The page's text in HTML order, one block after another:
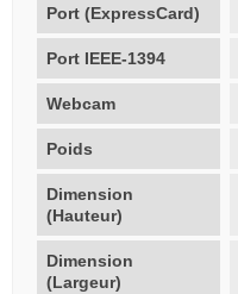
Port (ExpressCard)
Port IEEE-1394
Webcam
Poids
Dimension
(Hauteur)
Dimension
(Largeur)